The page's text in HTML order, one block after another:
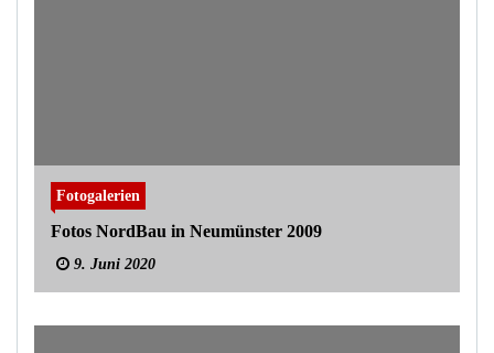
Fotogalerien
Fotos NordBau in Neumünster 2009
9. Juni 2020